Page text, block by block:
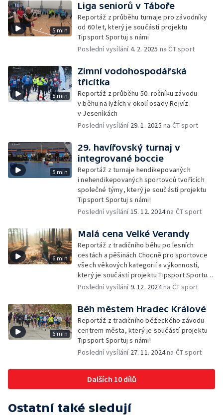
5 min
Liga seniorů v Táboře
Reportáž z průběhu turnaje pro závodníky
od 60 let, který je součástí projektu
Tipsport Sportuj s námi
Poslední vysílání4. 2. 2025 na ČT sport
5 min
Zimní vodohospodářská
třicítka
Reportáž z průběhu 50. ročníku závodu
v běhu na lyžích v okolí osady Rejvíz
v Jeseníkách
Poslední vysílání 29. 1. 2025 na ČT sport
5 min
29. havířovský turnaj v
integrované boccie
Reportáž z turnaje hendikepovaných
i nehendikepovaných sportovců tvořících
společné týmy, který je součástí projektu
Tipsport Sportuj s námi!
Poslední vysílání15. 12. 2024na ČT sport
6 min
Malá cena Velké Verandy
Reportáž z tradičního běhu po lesních
cestách a pěšinách Chocně pro sportovce
všech věkových kategorií a výkonností,
který je součástí projektu Tipsport Sportuj
s námi!
Poslední vysílání9. 12. 2024na ČT sport
6 min
Běh městem Hradec Králové
Reportáž z tradičního běžeckého závodu
centrem města, který je součástí projektu
Tipsport Sportuj s námi!
Poslední vysílání 27. 11. 2024na ČT sport
Dalších 10 dílů
Ostatní také sledují